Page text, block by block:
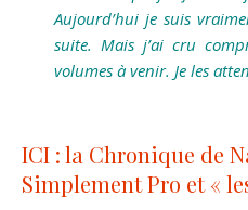
Aujourd’hui je suis
suite. Mais j’ai cru
volumes à venir. Je les
ICI : la Chronique de
Simplement Pro et «